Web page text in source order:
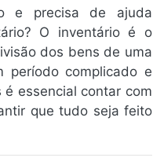
e precisa de ajuda
O inventário é o
dos bens de uma
período complicado e
essencial contar com
que tudo seja feito